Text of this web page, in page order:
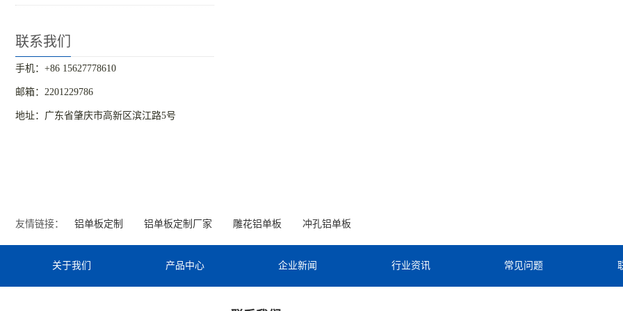
联系我们
手机：+86 15627778610
邮箱：2201229786
地址：广东省肇庆市高新区滨江路5号
友情链接： 铝单板定制 铝单板定制厂家 雕花铝单板 冲孔铝单板
关于我们 产品中心 企业新闻 行业资讯 常见问题